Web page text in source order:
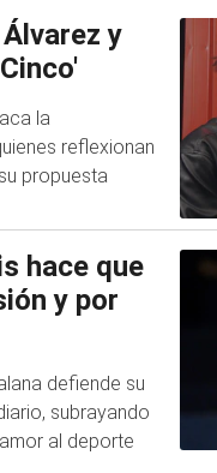
y
la
reflexionan
propuesta
hace que
y por
defiende su
subrayando
al deporte